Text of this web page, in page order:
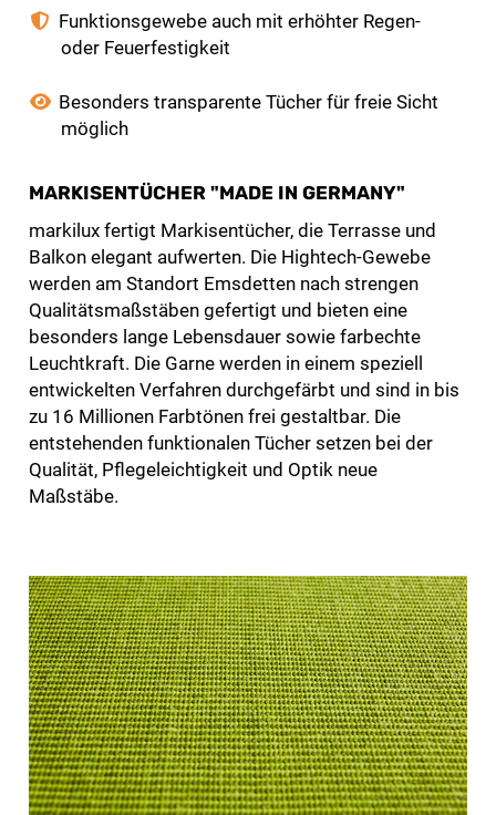
Funktionsgewebe auch mit erhöhter Regen-
oder Feuerfestigkeit
Besonders transparente Tücher für freie Sicht
möglich
MARKISENTÜCHER "MADE IN GERMANY"
markilux fertigt Markisentücher, die Terrasse und
Balkon elegant aufwerten. Die Hightech-Gewebe
werden am Standort Emsdetten nach strengen
Qualitätsmaßstäben gefertigt und bieten eine
besonders lange Lebensdauer sowie farbechte
Leuchtkraft. Die Garne werden in einem speziell
entwickelten Verfahren durchgefärbt und sind in bis
zu 16 Millionen Farbtönen frei gestaltbar. Die
entstehenden funktionalen Tücher setzen bei der
Qualität, Pflegeleichtigkeit und Optik neue
Maßstäbe.